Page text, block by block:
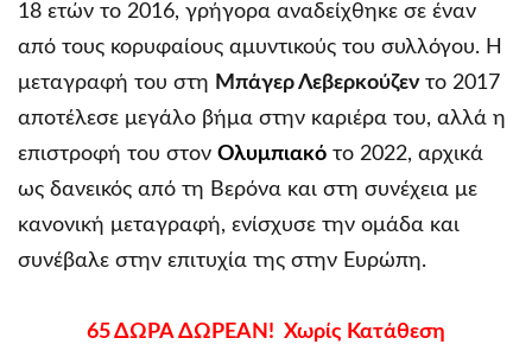
18 ετών το 2016, γρήγορα αναδείχθηκε σε έναν
από τους κορυφαίους αμυντικούς του συλλόγου. Η
μεταγραφή του στη Μπάγερ Λεβερκούζεντο 2017
αποτέλεσε μεγάλο βήμα στην καριέρα του, αλλά η
επιστροφή του στον Ολυμπιακό το 2022, αρχικά
ως δανεικός από τη Βερόνα και στη συνέχεια με
κανονική μεταγραφή, ενίσχυσε την ομάδα και
συνέβαλε στην επιτυχία της στην Ευρώπη.
65 ΔΩΡΑ ΔΩΡΕΑΝ! Χωρίς Κατάθεση